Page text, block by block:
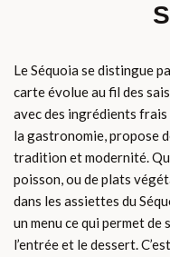
Le Séquoia se distingue
carte évolue au fil des
avec des ingrédients frais
la gastronomie, propose
tradition et modernité.
poisson, ou de plats
dans les assiettes du
un menu ce qui permet
l’entrée et le dessert.